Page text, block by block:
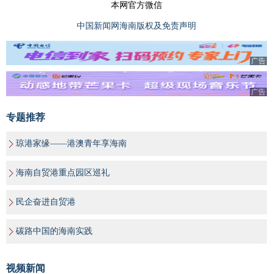
本网官方微信
中国新闻网海南版权及免责声明
广告
广告
专题推荐
琼港家缘——港澳青年享海南
海南自贸港重点园区巡礼
民企奋进自贸港
碳路中国的海南实践
视频新闻